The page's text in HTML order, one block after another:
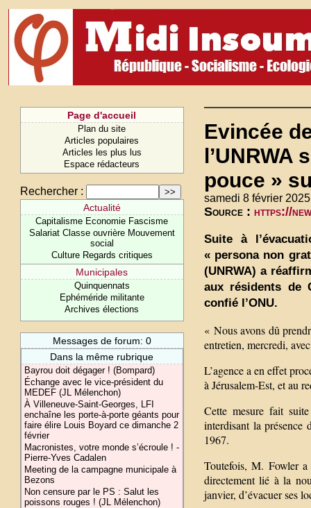
Page d'accueil
Plan du site
Articles populaires
Articles les plus lus
Espace rédacteurs
Rechercher :
Actualité
Capitalisme Economie Fascisme
Salariat Classe ouvrière Mouvement
social
Culture Regards critiques
Municipales
Quinquennats
Ephéméride militante
Archives élections
Messages de forum: 0
Dans la même rubrique
Bayrou doit dégager ! (Bompard)
Échange avec le vice-président du
MEDEF (JL Mélenchon)
À Villeneuve-Saint-Georges, LFI
enchaîne les porte-à-porte géants pour
faire élire Louis Boyard ce dimanche 2
février
Macronistes, votre monde s’écroule ! -
Pierre-Yves Cadalen
Meeting de la campagne municipale à
Bezons
Non censure par le PS : Salut les
poissons rouges ! (JL Mélenchon)
Evincée
l’UNRWA
pouce »
samedi 8 février
Source : https://
Suite à
« persona non
(UNRWA) a
aux résidents de
confié l’ONU.
« Nous avons dû
entretien, mercredi,
L’agence a en effet
à Jérusalem-Est, et au
Cette mesure fait
interdisant la présence
1967.
Toutefois, M. Fowler a
directement lié à la
janvier, d’évacuer ses